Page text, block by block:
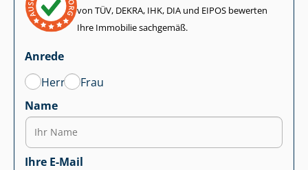
von TÜV, DEKRA, IHK, DIA und EIPOS bewerten
Ihre Immobilie sachgemäß.
Anrede
Herr
Frau
Name
Ihre E-Mail